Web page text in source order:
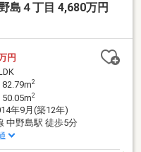
島４丁目 4,680万円
円
82.79m2
50.05m2
年9月(築12年)
中野島駅 徒歩5分